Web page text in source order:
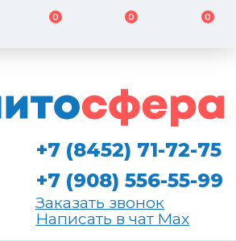
0 0 0
+7 (8452) 71-72-75
+7 (908) 556-55-99
Заказать звонок
Написать в чат Max